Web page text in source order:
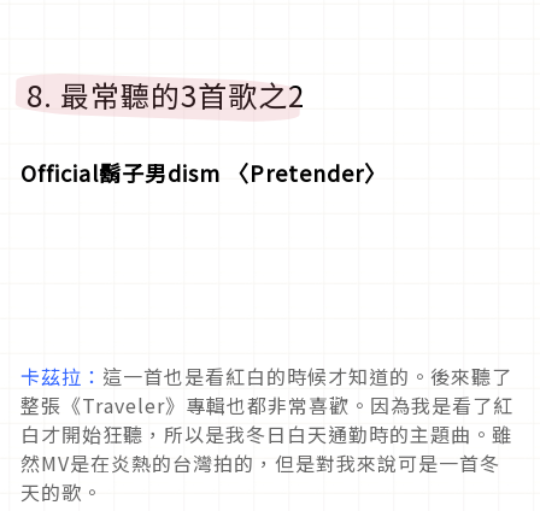
8. 最常聽的3首歌之2
Official鬍子男dism 〈Pretender〉
卡茲拉： 這一首也是看紅白的時候才知道的。後來聽了
整張《Traveler》專輯也都非常喜歡。因為我是看了紅
白才開始狂聽，所以是我冬日白天通勤時的主題曲。雖
然MV是在炎熱的台灣拍的，但是對我來說可是一首冬
天的歌。